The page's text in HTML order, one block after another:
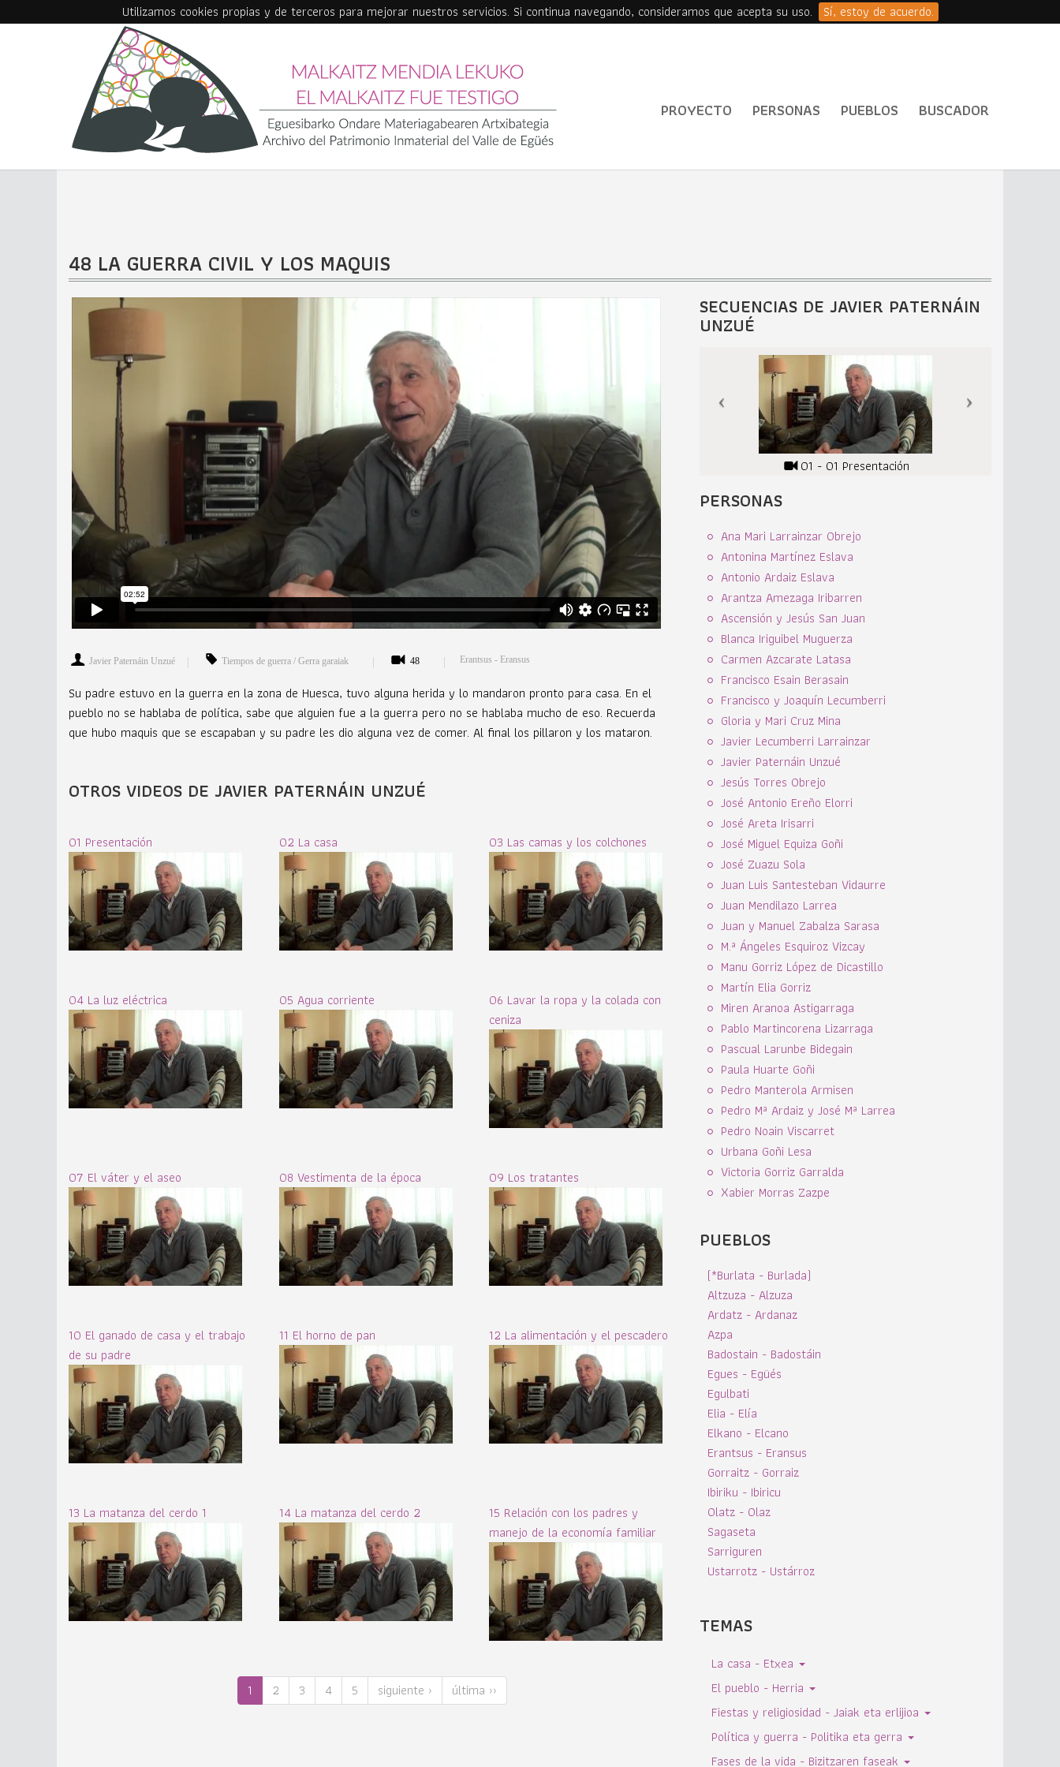
Utilizamos cookies propias y de terceros para mejorar nuestros servicios. Si continua navegando, consideramos que acepta su uso.
Sí, estoy de acuerdo.
PROYECTO PERSONAS PUEBLOS BUSCADOR
48 LA GUERRA CIVIL Y LOS MAQUIS
Javier Paternáin Unzué Tiempos de guerra / Gerra garaiak 48 Erantsus - Eransus
Su padre estuvo en la guerra en la zona de Huesca, tuvo alguna herida y lo mandaron pronto para casa. En el
pueblo no se hablaba de política, sabe que alguien fue a la guerra pero no se hablaba mucho de eso. Recuerda
que hubo maquis que se escapaban y su padre les dio alguna vez de comer. Al final los pillaron y los mataron.
OTROS VIDEOS DE JAVIER PATERNÁIN UNZUÉ
01 Presentación 02 La casa 03 Las camas y los colchones
04 La luz eléctrica 05 Agua corriente
06 Lavar la ropa y la colada con
ceniza
07 El váter y el aseo 08 Vestimenta de la época 09 Los tratantes
10 El ganado de casa y el trabajo
de su padre
11 El horno de pan 12 La alimentación y el pescadero
13 La matanza del cerdo 1 14 La matanza del cerdo 2
15 Relación con los padres y
manejo de la economía familiar
1 2 3 4 5 siguiente › última ››
SECUENCIAS DE JAVIER PATERNÁIN
UNZUÉ
01 - 01 Presentación
PERSONAS
Ana Mari Larrainzar Obrejo
Antonina Martínez Eslava
Antonio Ardaiz Eslava
Arantza Amezaga Iribarren
Ascensión y Jesús San Juan
Blanca Iriguibel Muguerza
Carmen Azcarate Latasa
Francisco Esain Berasain
Francisco y Joaquín Lecumberri
Gloria y Mari Cruz Mina
Javier Lecumberri Larrainzar
Javier Paternáin Unzué
Jesús Torres Obrejo
José Antonio Ereño Elorri
José Areta Irisarri
José Miguel Equiza Goñi
José Zuazu Sola
Juan Luis Santesteban Vidaurre
Juan Mendilazo Larrea
Juan y Manuel Zabalza Sarasa
M.ª Ángeles Esquiroz Vizcay
Manu Gorriz López de Dicastillo
Martín Elia Gorriz
Miren Aranoa Astigarraga
Pablo Martincorena Lizarraga
Pascual Larunbe Bidegain
Paula Huarte Goñi
Pedro Manterola Armisen
Pedro Mª Ardaiz y José Mª Larrea
Pedro Noain Viscarret
Urbana Goñi Lesa
Victoria Gorriz Garralda
Xabier Morras Zazpe
PUEBLOS
(*Burlata - Burlada)
Altzuza - Alzuza
Ardatz - Ardanaz
Azpa
Badostain - Badostáin
Egues - Egüés
Egulbati
Elia - Elía
Elkano - Elcano
Erantsus - Eransus
Gorraitz - Gorraiz
Ibiriku - Ibiricu
Olatz - Olaz
Sagaseta
Sarriguren
Ustarrotz - Ustárroz
TEMAS
La casa - Etxea
El pueblo - Herria
Fiestas y religiosidad - Jaiak eta erlijioa
Política y guerra - Politika eta gerra
Fases de la vida - Bizitzaren faseak